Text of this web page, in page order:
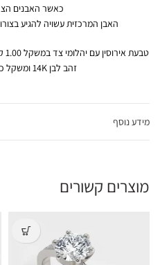
כאשר האבנים
האבן המרכזית עשויה להגיע
טבעת אירוסין עם יהלומי צד במשקל1.00
זהב לבן 14K
ומשקל
מידע נוסף
מוצרים קשורים